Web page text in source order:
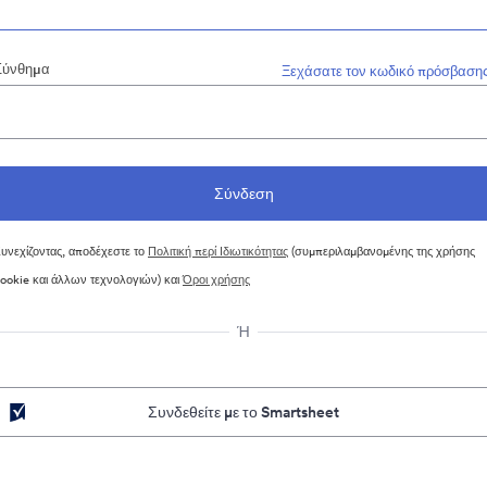
Ξεχάσατε τον κωδικό
αποδέχεστε το Πολιτική περί Ιδιωτικότητας(συμπεριλαμβανομένης της χρήσης
και άλλων τεχνολογιών) καιΌροι χρήσης
Ή
Συνδεθείτε με το Smartsheet